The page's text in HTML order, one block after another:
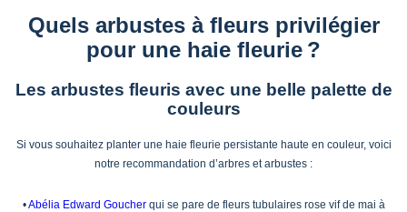
Quels arbustes à fleurs privilégier
pour une haie fleurie ?
Les arbustes fleuris avec une belle palette de
couleurs
Si vous souhaitez planter une haie fleurie persistante haute en couleur, voici
notre recommandation d’arbres et arbustes :
•Abélia Edward Goucherqui se pare de fleurs tubulaires rose vif de mai à